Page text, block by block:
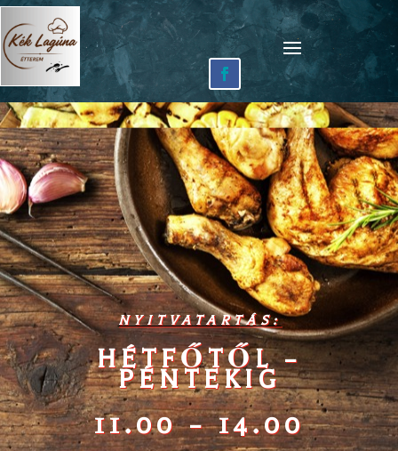
NYITVATARTÁS:
HÉTFŐTŐL –
PÉNTEKIG
11.00 – 14.00